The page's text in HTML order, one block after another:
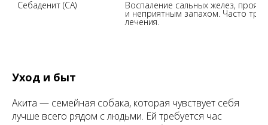
Себаденит (СА)
Воспаление сальных желез,
и неприятным запахом. Часто
лечения.
Уход и быт
Акита — семейная собака, которая чувствует себя
лучше всего рядом с людьми. Ей требуется час